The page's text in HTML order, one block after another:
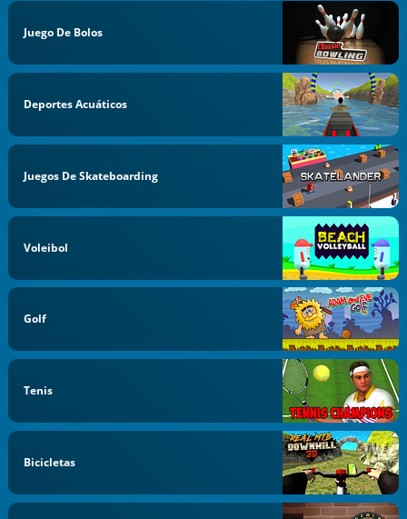
Juego De Bolos
Deportes Acuáticos
Juegos De Skateboarding
Voleibol
Golf
Tenis
Bicicletas